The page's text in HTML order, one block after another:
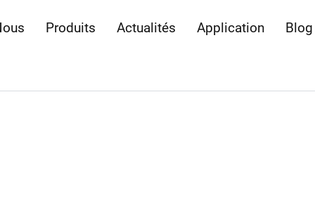
Produits Actualités Application Blog